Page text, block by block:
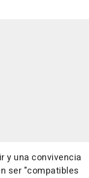
y una convivencia
ser "compatibles